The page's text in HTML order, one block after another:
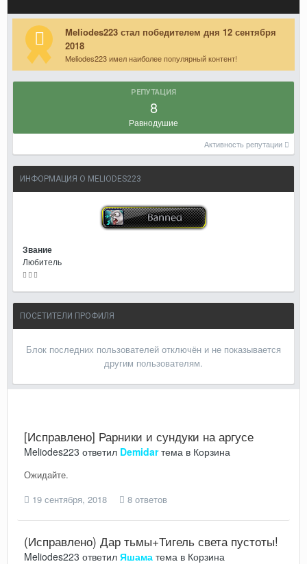
Meliodes223 стал победителем дня 12 сентября
2018
Meliodes223 имел наиболее популярный контент!
РЕПУТАЦИЯ
8
Равнодушие
Активность репутации
ИНФОРМАЦИЯ О MELIODES223
Звание
Любитель
ПОСЕТИТЕЛИ ПРОФИЛЯ
Блок последних пользователей отключён и не показывается
другим пользователям.
[Исправлено] Рарники и сундуки на аргусе
Meliodes223 ответил Demidarтема в Корзина
Ожидайте.
19 сентября, 2018
8 ответов
(Исправлено) Дар тьмы+Тигель света пустоты!
Meliodes223 ответил Яшама тема в Корзина